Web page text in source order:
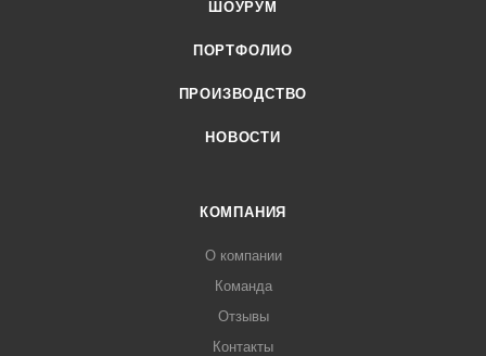
ШОУРУМ
ПОРТФОЛИО
ПРОИЗВОДСТВО
НОВОСТИ
КОМПАНИЯ
О компании
Команда
Отзывы
Контакты